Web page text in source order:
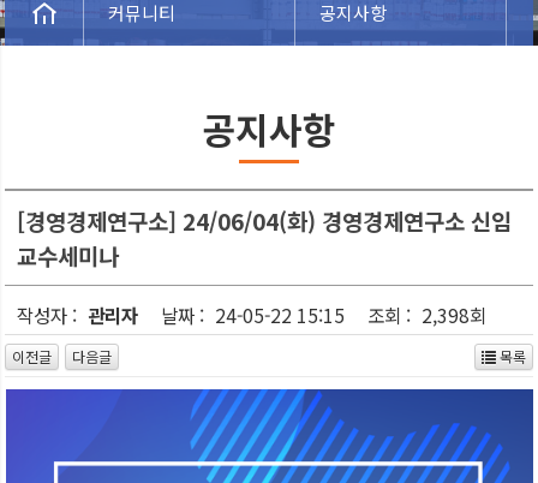
커뮤니티 공지사항
공지사항
[경영경제연구소] 24/06/04(화) 경영경제연구소 신임
교수세미나
작성자 : 관리자 날짜 : 24-05-22 15:15 조회 : 2,398회
이전글 다음글 목록